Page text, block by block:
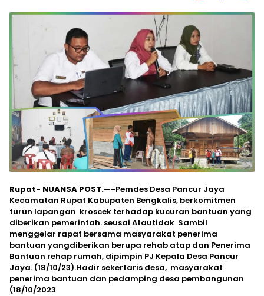
Rupat- NUANSA POST.—-Pemdes Desa Pancur Jaya
Kecamatan Rupat Kabupaten Bengkalis, berkomitmen
turun lapangan kroscek terhadap kucuran bantuan yang
diberikan pemerintah. seusai Atautidak Sambil
menggelar rapat bersama masyarakat penerima
bantuan yangdiberikan berupa rehab atap dan Penerima
Bantuan rehap rumah, dipimpin PJ Kepala Desa Pancur
Jaya. (18/10/23).Hadir sekertaris desa, masyarakat
penerima bantuan dan pedamping desa pembangunan
(18/10/2023